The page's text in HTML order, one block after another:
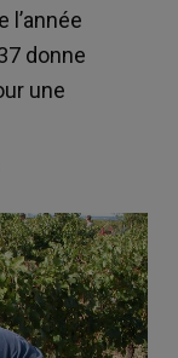
l’année
donne
une